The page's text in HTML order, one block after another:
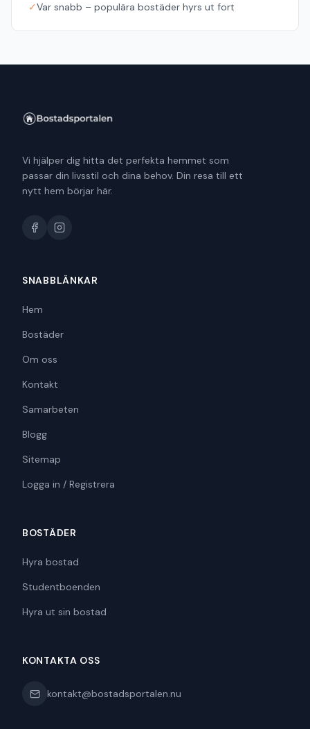
✓Var snabb – populära bostäder hyrs ut fort
Vi hjälper dig hitta det perfekta hemmet som
passar din livsstil och dina behov. Din resa till ett
nytt hem börjar här.
SNABBLÄNKAR
Hem
Bostäder
Om oss
Kontakt
Samarbeten
Blogg
Sitemap
Logga in / Registrera
BOSTÄDER
Hyra bostad
Studentboenden
Hyra ut sin bostad
KONTAKTA OSS
kontakt@bostadsportalen.nu